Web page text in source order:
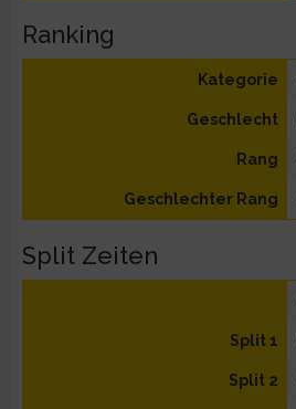
Ranking
Kategorie
Geschlecht
Rang
Geschlechter Rang
Split Zeiten
Split 1
Split 2